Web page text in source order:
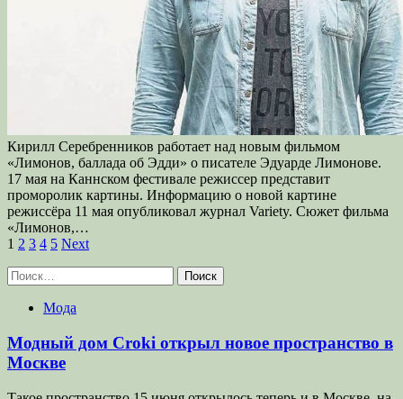
Кирилл Серебренников работает над новым фильмом
«Лимонов, баллада об Эдди» о писателе Эдуарде Лимонове.
17 мая на Каннском фестивале режиссер представит
проморолик картины. Информацию о новой картине
режиссёра 11 мая опубликовал журнал Variety. Сюжет фильма
«Лимонов,…
Пагинация
записей
1 2 3 4 5 Next
Найти:
Мода
Модный дом Croki открыл новое пространство в
Москве